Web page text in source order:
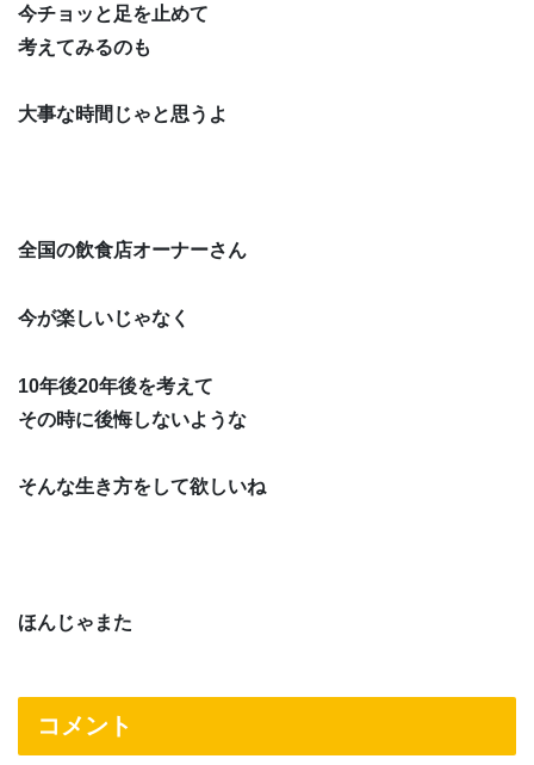
今チョッと足を止めて
考えてみるのも
大事な時間じゃと思うよ
全国の飲食店オーナーさん
今が楽しいじゃなく
10年後20年後を考えて
その時に後悔しないような
そんな生き方をして欲しいね
ほんじゃまた
コメント